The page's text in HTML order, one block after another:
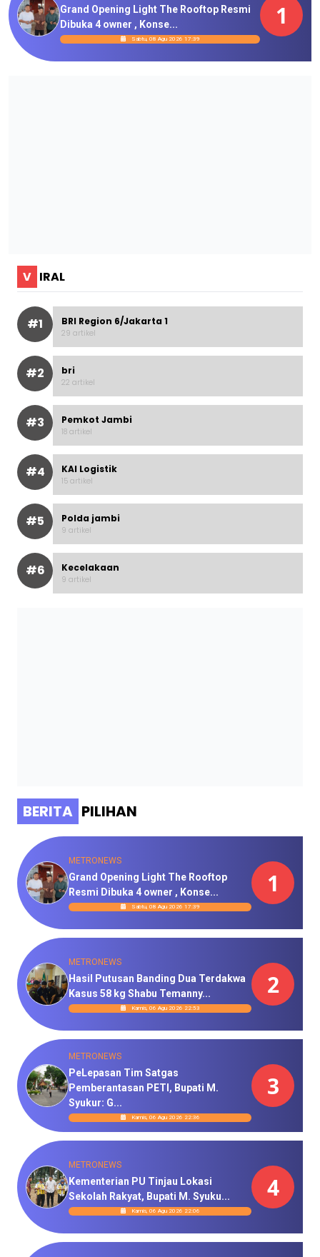
Grand Opening Light The Rooftop Resmi
Dibuka 4 owner , Konse...
Sabtu, 08 Agu 2026 17:39
1
V IRAL
#1 BRI Region 6/Jakarta 1
29 artikel
#2 bri
22 artikel
#3 Pemkot Jambi
18 artikel
#4 KAI Logistik
15 artikel
#5 Polda jambi
9 artikel
#6 Kecelakaan
9 artikel
BERITA PILIHAN
METRONEWS
Grand Opening Light The Rooftop
Resmi Dibuka 4 owner , Konse...
Sabtu, 08 Agu 2026 17:39
1
METRONEWS
Hasil Putusan Banding Dua Terdakwa
Kasus 58 kg Shabu Temanny...
Kamis, 06 Agu 2026 22:53
2
METRONEWS
PeLepasan Tim Satgas
Pemberantasan PETI, Bupati M.
Syukur: G...
Kamis, 06 Agu 2026 22:36
3
METRONEWS
Kementerian PU Tinjau Lokasi
Sekolah Rakyat, Bupati M. Syuku...
Kamis, 06 Agu 2026 22:06
4